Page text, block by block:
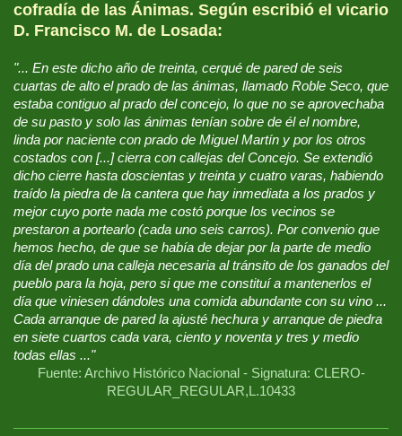
cofradía de las Ánimas. Según escribió el vicario
D. Francisco M. de Losada:
"... En este dicho año de treinta, cerqué de pared de seis
cuartas de alto el prado de las ánimas, llamado Roble Seco, que
estaba contiguo al prado del concejo, lo que no se aprovechaba
de su pasto y solo las ánimas tenían sobre de él el nombre,
linda por naciente con prado de Miguel Martín y por los otros
costados con [...] cierra con callejas del Concejo. Se extendió
dicho cierre hasta doscientas y treinta y cuatro varas, habiendo
traído la piedra de la cantera que hay inmediata a los prados y
mejor cuyo porte nada me costó porque los vecinos se
prestaron a portearlo (cada uno seis carros). Por convenio que
hemos hecho, de que se había de dejar por la parte de medio
día del prado una calleja necesaria al tránsito de los ganados del
pueblo para la hoja, pero si que me constituí a mantenerlos el
día que viniesen dándoles una comida abundante con su vino ...
Cada arranque de pared la ajusté hechura y arranque de piedra
en siete cuartos cada vara, ciento y noventa y tres y medio
todas ellas ..."
Fuente: Archivo Histórico Nacional - Signatura: CLERO-
REGULAR_REGULAR,L.10433